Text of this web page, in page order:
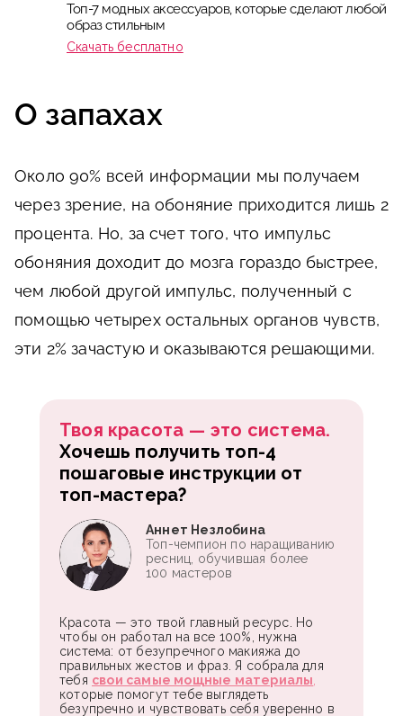
Топ-7 модных аксессуаров, которые сделают любой
образ стильным
Скачать бесплатно
О запахах
Около 90% всей информации мы получаем
через зрение, на обоняние приходится лишь 2
процента. Но, за счет того, что импульс
обоняния доходит до мозга гораздо быстрее,
чем любой другой импульс, полученный с
помощью четырех остальных органов чувств,
эти 2% зачастую и оказываются решающими.
Твоя красота — это система.
Хочешь получить топ-4
пошаговые инструкции от
топ-мастера?
Красота — это твой главный ресурс. Но
чтобы он работал на все 100%, нужна
система: от безупречного макияжа до
правильных жестов и фраз. Я собрала для
тебя свои самые мощные материалы
которые помогут тебе выглядеть
безупречно и чувствовать себя уверенно в
Аннет Незлобина
Топ-чемпион по наращиванию
ресниц, обучившая более
100 мастеров